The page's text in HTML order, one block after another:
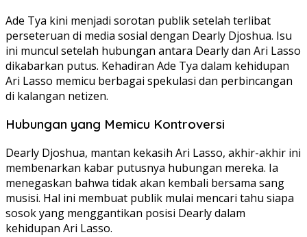
Ade Tya kini menjadi sorotan publik setelah terlibat
perseteruan di media sosial dengan Dearly Djoshua. Isu
ini muncul setelah hubungan antara Dearly dan Ari Lasso
dikabarkan putus. Kehadiran Ade Tya dalam kehidupan
Ari Lasso memicu berbagai spekulasi dan perbincangan
di kalangan netizen.
Hubungan yang Memicu Kontroversi
Dearly Djoshua, mantan kekasih Ari Lasso, akhir-akhir ini
membenarkan kabar putusnya hubungan mereka. Ia
menegaskan bahwa tidak akan kembali bersama sang
musisi. Hal ini membuat publik mulai mencari tahu siapa
sosok yang menggantikan posisi Dearly dalam
kehidupan Ari Lasso.